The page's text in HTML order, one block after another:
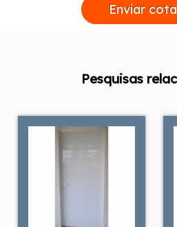
Enviar
Pesquisas